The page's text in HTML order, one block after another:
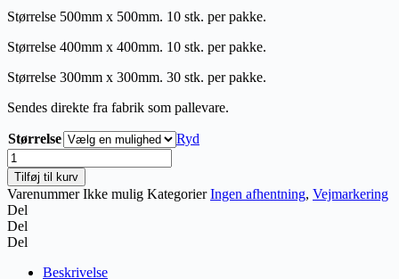
til
Størrelse 500mm x 500mm. 10 stk. per pakke.
Størrelse 400mm x 400mm. 10 stk. per pakke.
Størrelse 300mm x 300mm. 30 stk. per pakke.
Sendes direkte fra fabrik som pallevare.
Størrelse
Ryd
Premark
Brik
antal
Tilføj til kurv
VarenummerIkke mulig Kategorier Ingen afhentning, Vejmarkering
Del
Del
Del
Beskrivelse